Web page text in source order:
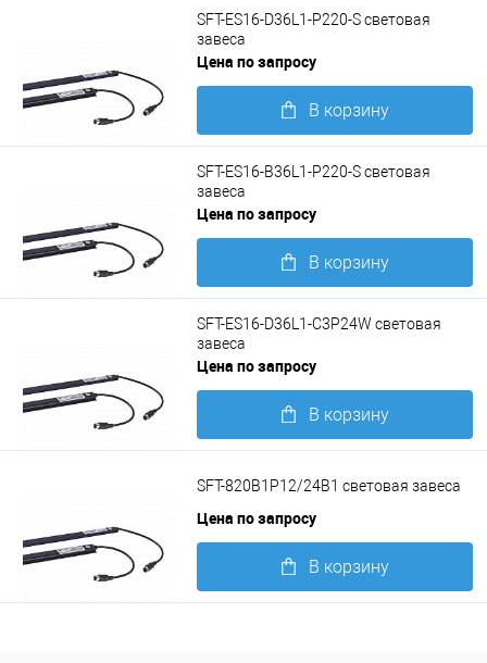
Подробнее
SFT-ES16-D36L1-P220-S световая
завеса
Цена по запросу
В корзину
Подробнее
SFT-ES16-B36L1-P220-S световая
завеса
Цена по запросу
В корзину
Подробнее
SFT-ES16-D36L1-C3P24W световая
завеса
Цена по запросу
В корзину
SFT-820B1P12/24B1 световая завеса
Цена по запросу
В корзину